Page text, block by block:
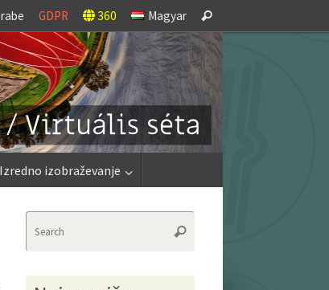
GDPR 360 Magyar
for:
Search
izobraževanje
Search